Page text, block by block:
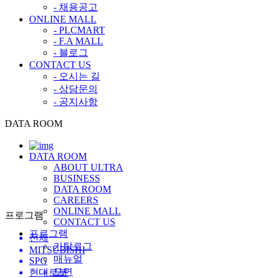
- 채용공고
ONLINE MALL
- PLCMART
- F.A MALL
- 블로그
CONTACT US
- 오시는 길
- 상담문의
- 공지사항
DATA ROOM
DATA ROOM
ABOUT ULTRA
BUSINESS
DATA ROOM
CAREERS
ONLINE MALL
CONTACT US
프로그램
카탈로그
매뉴얼
도면
프로그램
전체
MITSUBISHI
SPG
현대로봇